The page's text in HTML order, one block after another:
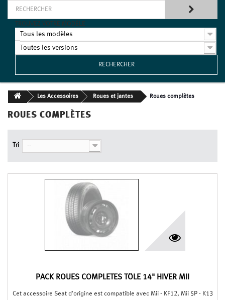
TROUVEZ VOTRE MODÈLE
Tous les modèles
Toutes les versions
RECHERCHER
Les Accessoires Roues et jantes Roues complètes
ROUES COMPLÈTES
Tri --
PACK ROUES COMPLÈTES TÔLE 14" HIVER MII
Cet accessoire Seat d'origine est compatible avec Mii - KF12, Mii 5P - K13